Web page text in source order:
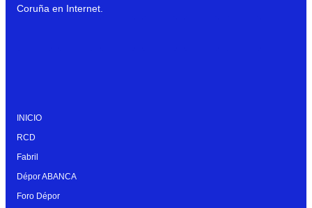
Coruña en Internet.
INICIO
RCD
Fabril
Dépor ABANCA
Foro Dépor